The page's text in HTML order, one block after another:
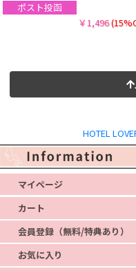
ポスト投函
￥1,496
HOTEL
マイページ
カート
会員登録（無料/特典あり）
お気に入り